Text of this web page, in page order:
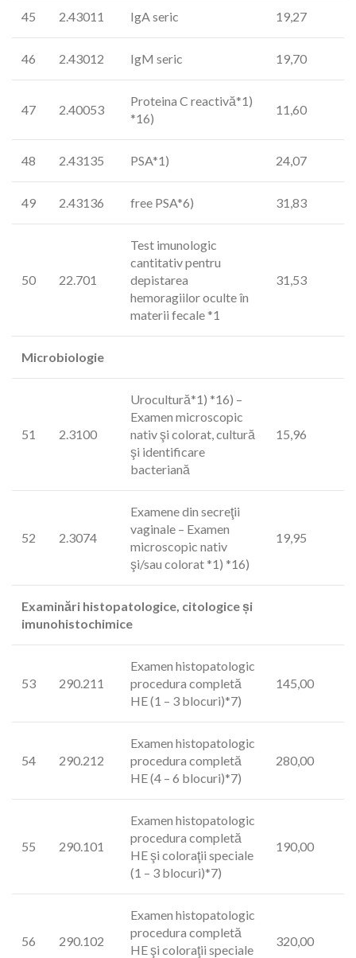
45 2.43011 IgA seric 19,27
46 2.43012 IgM seric 19,70
47 2.40053
Proteina C reactivă*1)
*16)
11,60
48 2.43135 PSA*1) 24,07
49 2.43136 free PSA*6) 31,83
50 22.701
Test imunologic
cantitativ pentru
depistarea
hemoragiilor oculte în
materii fecale *1
31,53
Microbiologie
51 2.3100
Urocultură*1) *16) –
Examen microscopic
nativ şi colorat, cultură
şi identificare
bacteriană
15,96
52 2.3074
Examene din secreţii
vaginale – Examen
microscopic nativ
şi/sau colorat *1) *16)
19,95
Examinări histopatologice, citologice și
imunohistochimice
53 290.211
Examen histopatologic
procedura completă
HE (1 – 3 blocuri)*7)
145,00
54 290.212
Examen histopatologic
procedura completă
HE (4 – 6 blocuri)*7)
280,00
55 290.101
Examen histopatologic
procedura completă
HE şi coloraţii speciale
(1 – 3 blocuri)*7)
190,00
56 290.102
Examen histopatologic
procedura completă
HE şi coloraţii speciale
320,00